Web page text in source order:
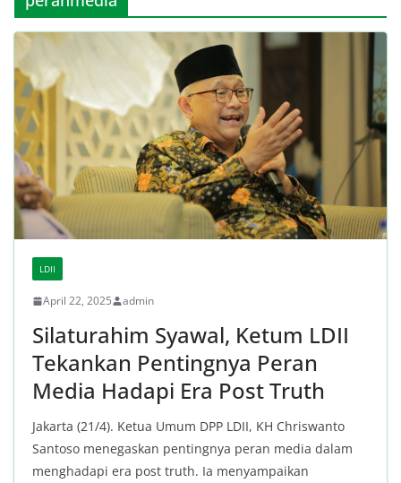
LDII
April 22, 2025 admin
Silaturahim Syawal, Ketum LDII
Tekankan Pentingnya Peran
Media Hadapi Era Post Truth
Jakarta (21/4). Ketua Umum DPP LDII, KH Chriswanto
Santoso menegaskan pentingnya peran media dalam
menghadapi era post truth. Ia menyampaikan